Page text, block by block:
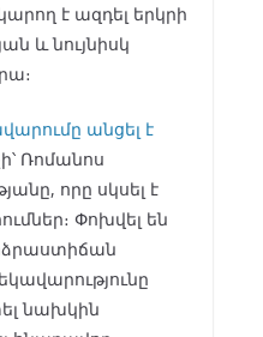
է ազդել երկրի
և նույնիսկ
անցել է
Ռոմանոս
որը սկսել է
Փոխվել են
նախկին